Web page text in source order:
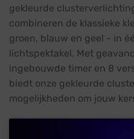
gekleurde
combineren de klassieke
groen, blauw en geel - in
lichtspektakel. Met
ingebouwde timer en 8
biedt onze gekleurde
mogelijkheden om jouw